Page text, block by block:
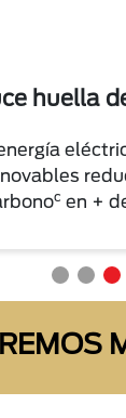
huella
c en +